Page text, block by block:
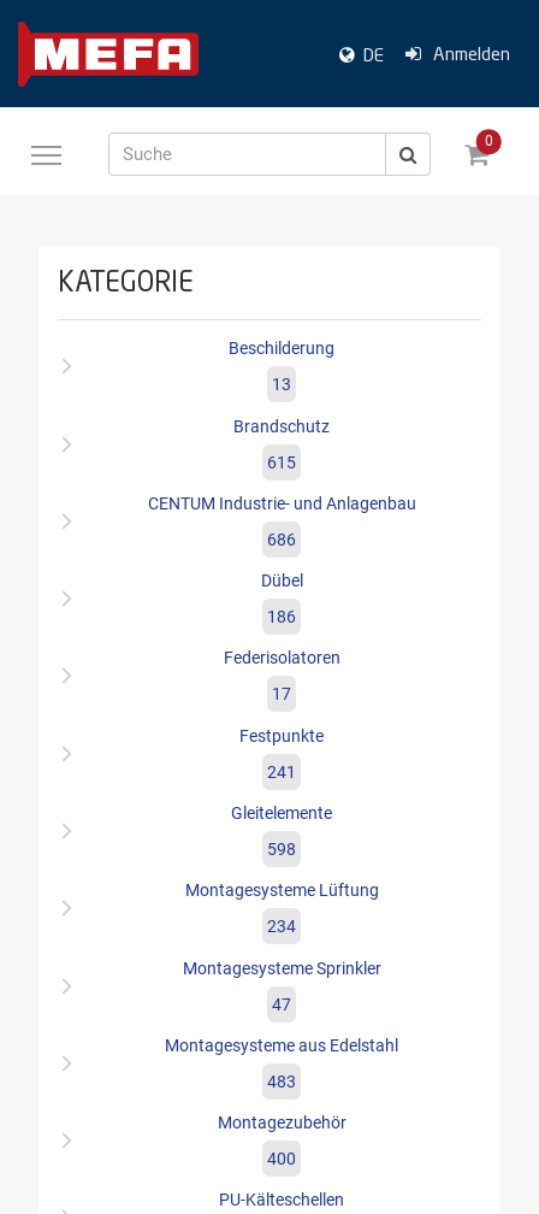
DE Anmelden
Suche
0
KATEGORIE
Beschilderung
13
Brandschutz
615
CENTUM Industrie- und Anlagenbau
686
Dübel
186
Federisolatoren
17
Festpunkte
241
Gleitelemente
598
Montagesysteme Lüftung
234
Montagesysteme Sprinkler
47
Montagesysteme aus Edelstahl
483
Montagezubehör
400
PU-Kälteschellen